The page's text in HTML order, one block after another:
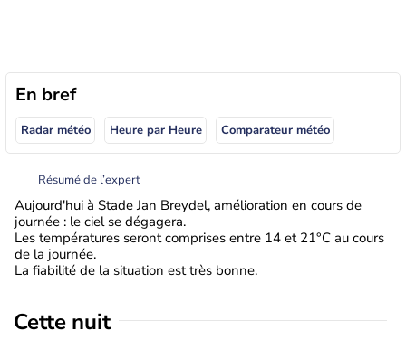
En bref
Radar météo Heure par Heure Comparateur météo
Résumé de l’expert
Aujourd'hui à Stade Jan Breydel, amélioration en cours de
journée : le ciel se dégagera.
Les températures seront comprises entre 14 et 21°C au cours
de la journée.
La fiabilité de la situation est très bonne.
Cette nuit